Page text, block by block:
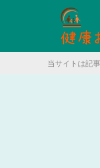
当サイトは記